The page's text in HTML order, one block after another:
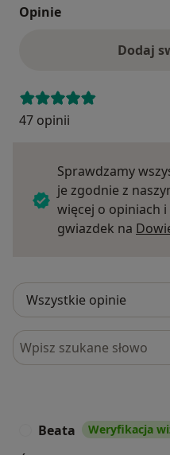
Opinie
Dodaj
47 opinii
Sprawdzamy
je zgodnie z
więcej o opiniach
gwiazdek na
Szukaj w opiniach
Beata Weryfikacja